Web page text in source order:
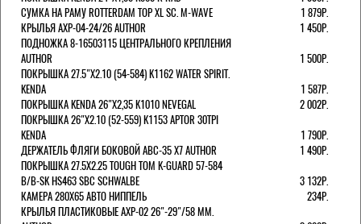
СУМКА НА РАМУ ROTTERDAM TOP XL SC. M-WAVE
1 879Р.
КРЫЛЬЯ AXP-04-24/26 AUTHOR
1 450Р.
ПОДНОЖКА 8-16503115 ЦЕНТРАЛЬНОГО КРЕПЛЕНИЯ
AUTHOR
1 500Р.
ПОКРЫШКА 27.5"Х2.10 (54-584) K1162 WATER SPIRIT.
KENDA
1 587Р.
ПОКРЫШКА KENDA 26"Х2,35 K1010 NEVEGAL
2 002Р.
ПОКРЫШКА 26"Х2.10 (52-559) K1153 APTOR 30TPI
KENDA
1 790Р.
ДЕРЖАТЕЛЬ ФЛЯГИ БОКОВОЙ ABC-35 X7 AUTHOR
1 490Р.
ПОКРЫШКА 27.5X2.25 TOUGH TOM K-GUARD 57-584
B/B-SK HS463 SBC SCHWALBE
3 132Р.
КАМЕРА 280Х65 АВТО НИППЕЛЬ
234Р.
КРЫЛЬЯ ПЛАСТИКОВЫЕ AXP-02 26"-29"/58 ММ.